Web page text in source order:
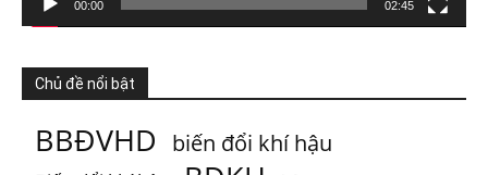
Xem trên Facebook · Chia sẻ
ThienNhien.Net
5 ngày trước
Thiên nhiên thường tạo cho con người cảm giác rằng mọi
00:00 02:45
Chủ đề nổi bật
BBĐVHD biến đổi khí hậu